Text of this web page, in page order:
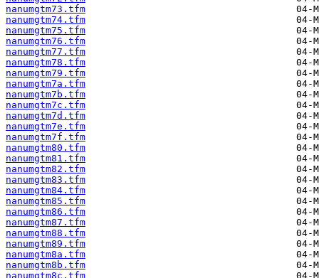
nanumgtm73.tfm
nanumgtm74.tfm
nanumgtm75.tfm
nanumgtm76.tfm
nanumgtm77.tfm
nanumgtm78.tfm
nanumgtm79.tfm
nanumgtm7a.tfm
nanumgtm7b.tfm
nanumgtm7c.tfm
nanumgtm7d.tfm
nanumgtm7e.tfm
nanumgtm7f.tfm
nanumgtm80.tfm
nanumgtm81.tfm
nanumgtm82.tfm
nanumgtm83.tfm
nanumgtm84.tfm
nanumgtm85.tfm
nanumgtm86.tfm
nanumgtm87.tfm
nanumgtm88.tfm
nanumgtm89.tfm
nanumgtm8a.tfm
nanumgtm8b.tfm
nanumgtm8c.tfm